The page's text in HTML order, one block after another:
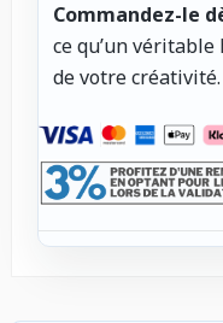
Commandez-le
ce qu’un
de votre créativité.